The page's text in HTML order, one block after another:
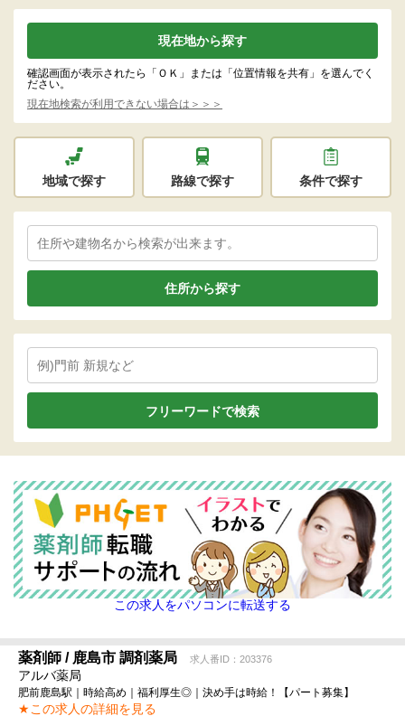
現在地から探す
確認画面が表示されたら「ＯＫ」または「位置情報を共有」を選んでく
ださい。
現在地検索が利用できない場合は＞＞＞
地域で探す 路線で探す 条件で探す
住所から探す
この求人をパソコンに転送する
薬剤師 / 鹿島市 調剤薬局 求人番ID：203376
アルバ薬局
肥前鹿島駅｜時給高め｜福利厚生◎｜決め手は時給！【パート募集】
★この求人の詳細を見る